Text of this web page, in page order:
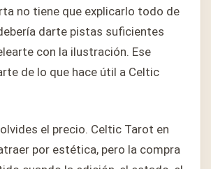
no tiene que explicarlo todo de
darte pistas suficientes
con la ilustración. Ese
de lo que hace útil a Celtic
el precio. Celtic Tarot en
por estética, pero la compra